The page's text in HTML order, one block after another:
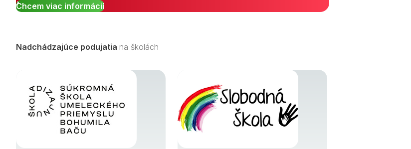
Chcem viac informácií
Nadchádzajúce podujatia na školách